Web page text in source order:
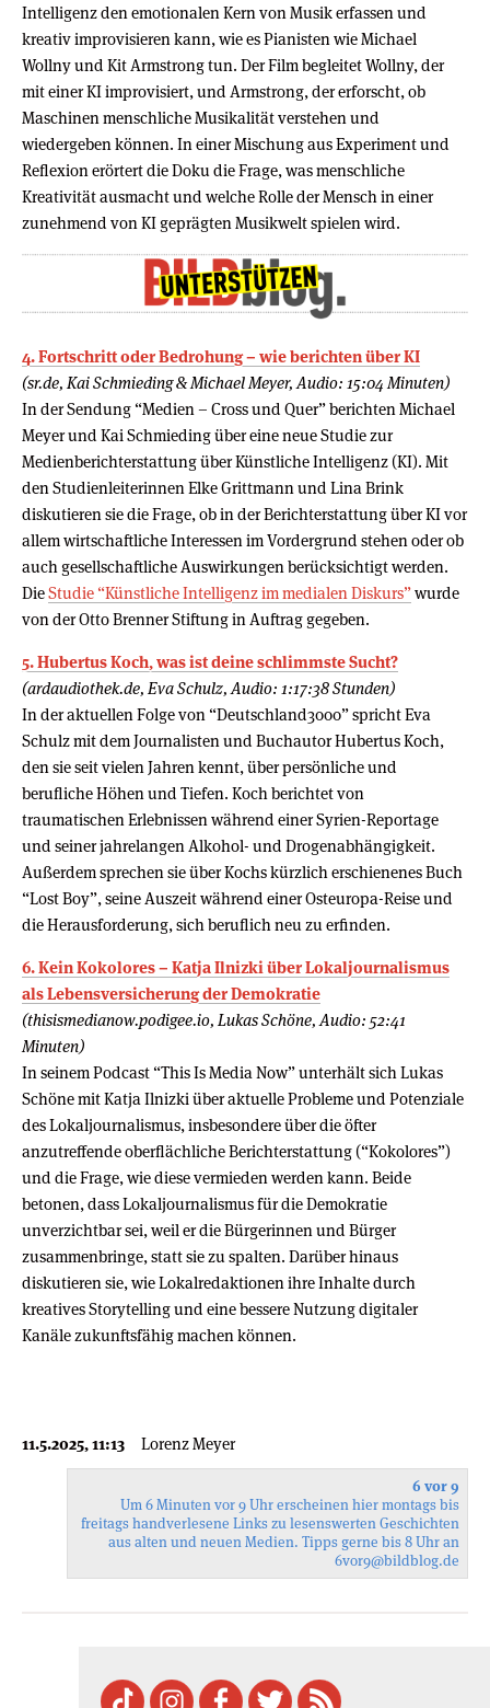
Intelligenz den emotionalen Kern von Musik erfassen und
kreativ improvisieren kann, wie es Pianisten wie Michael
Wollny und Kit Armstrong tun. Der Film begleitet Wollny, der
mit einer KI improvisiert, und Armstrong, der erforscht, ob
Maschinen menschliche Musikalität verstehen und
wiedergeben können. In einer Mischung aus Experiment und
Reflexion erörtert die Doku die Frage, was menschliche
Kreativität ausmacht und welche Rolle der Mensch in einer
zunehmend von KI geprägten Musikwelt spielen wird.
4. Fortschritt oder Bedrohung – wie berichten über KI
(sr.de, Kai Schmieding & Michael Meyer, Audio: 15:04 Minuten)
In der Sendung “Medien – Cross und Quer” berichten Michael
Meyer und Kai Schmieding über eine neue Studie zur
Medienberichterstattung über Künstliche Intelligenz (KI). Mit
den Studienleiterinnen Elke Grittmann und Lina Brink
diskutieren sie die Frage, ob in der Berichterstattung über KI vor
allem wirtschaftliche Interessen im Vordergrund stehen oder ob
auch gesellschaftliche Auswirkungen berücksichtigt werden.
DieStudie “Künstliche Intelligenz im medialen Diskurs”wurde
von der Otto Brenner Stiftung in Auftrag gegeben.
5. Hubertus Koch, was ist deine schlimmste Sucht?
(ardaudiothek.de, Eva Schulz, Audio: 1:17:38 Stunden)
In der aktuellen Folge von “Deutschland3000” spricht Eva
Schulz mit dem Journalisten und Buchautor Hubertus Koch,
den sie seit vielen Jahren kennt, über persönliche und
berufliche Höhen und Tiefen. Koch berichtet von
traumatischen Erlebnissen während einer Syrien-Reportage
und seiner jahrelangen Alkohol- und Drogenabhängigkeit.
Außerdem sprechen sie über Kochs kürzlich erschienenes Buch
“Lost Boy”, seine Auszeit während einer Osteuropa-Reise und
die Herausforderung, sich beruflich neu zu erfinden.
6. Kein Kokolores – Katja Ilnizki über Lokaljournalismus
als Lebensversicherung der Demokratie
(thisismedianow.podigee.io, Lukas Schöne, Audio: 52:41
Minuten)
In seinem Podcast “This Is Media Now” unterhält sich Lukas
Schöne mit Katja Ilnizki über aktuelle Probleme und Potenziale
des Lokaljournalismus, insbesondere über die öfter
anzutreffende oberflächliche Berichterstattung (“Kokolores”)
und die Frage, wie diese vermieden werden kann. Beide
betonen, dass Lokaljournalismus für die Demokratie
unverzichtbar sei, weil er die Bürgerinnen und Bürger
zusammenbringe, statt sie zu spalten. Darüber hinaus
diskutieren sie, wie Lokalredaktionen ihre Inhalte durch
kreatives Storytelling und eine bessere Nutzung digitaler
Kanäle zukunftsfähig machen können.
11.5.2025, 11:13 Lorenz Meyer
6 vor 9
Um 6 Minuten vor 9 Uhr erscheinen hier montags bis
freitags handverlesene Links zu lesenswerten Geschichten
aus alten und neuen Medien. Tipps gerne bis 8 Uhr an
6vor9@bildblog.de